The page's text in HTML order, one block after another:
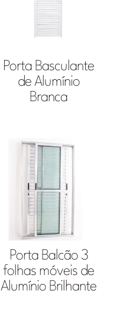
Porta Basculante
de Alumínio
Branca
Porta Balcão 3
folhas móveis de
Alumínio Brilhante